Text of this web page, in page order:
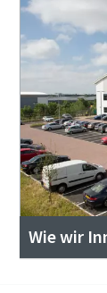
Wie wir